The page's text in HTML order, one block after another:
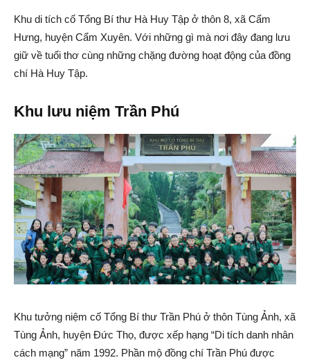
Khu di tích cố Tổng Bí thư Hà Huy Tập ở thôn 8, xã Cẩm
Hưng, huyện Cẩm Xuyên. Với những gì mà nơi đây đang lưu
giữ về tuổi thơ cùng những chặng đường hoạt động của đồng
chí Hà Huy Tập.
Khu lưu niệm Trần Phú
Khu tưởng niệm cố Tổng Bí thư Trần Phú ở thôn Tùng Ảnh, xã
Tùng Ảnh, huyện Đức Thọ, được xếp hạng “Di tích danh nhân
cách mạng” năm 1992. Phần mộ đồng chí Trần Phú được